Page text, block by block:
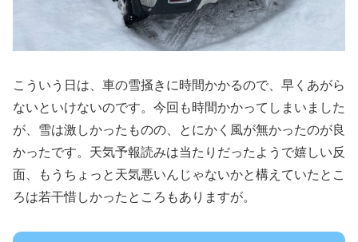
こういう日は、車の雪掻きに時間かかるので、早くあがら
ないといけないのです。今回も時間かかってしまいました
が、雪は激しかったものの、とにかく風が無かったのが良
かったです。天気予報読みは当たりだったようで嬉しい反
面、もうちょっと天気悪いんじゃないかと構えていたとこ
ろは若干惜しかったところもありますが。